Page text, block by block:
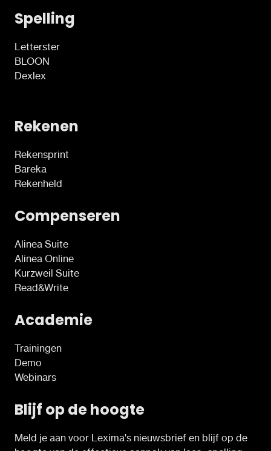
Spelling
Letterster
BLOON
Dexlex
Rekenen
Rekensprint
Bareka
Rekenheld
Compenseren
Alinea Suite
Alinea Online
Kurzweil Suite
Read&Write
Academie
Trainingen
Demo
Webinars
Blijf op de hoogte
Meld je aan voor Lexima's nieuwsbrief en blijf op de